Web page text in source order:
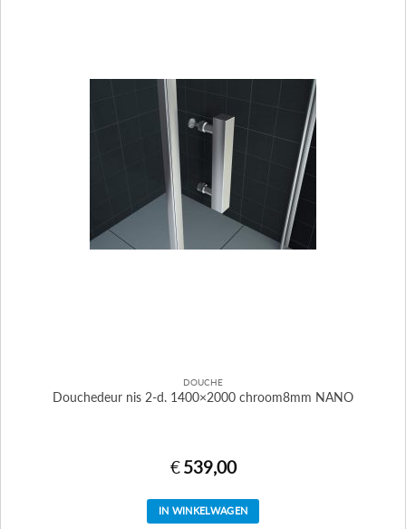
DOUCHE
Douchedeur nis 2-d. 1400×2000 chroom8mm NANO
€ 539,00
IN WINKELWAGEN